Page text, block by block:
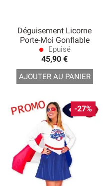
Déguisement Licorne
Porte-Moi Gonflable
lens Epuisé
45,90 €
AJOUTER AU PANIER
-27%